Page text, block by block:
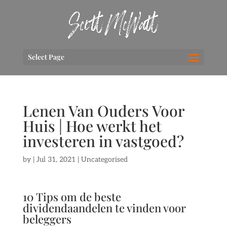
Select Page
Lenen Van Ouders Voor
Huis | Hoe werkt het
investeren in vastgoed?
by | Jul 31, 2021 | Uncategorised
10 Tips om de beste
dividendaandelen te vinden voor
beleggers